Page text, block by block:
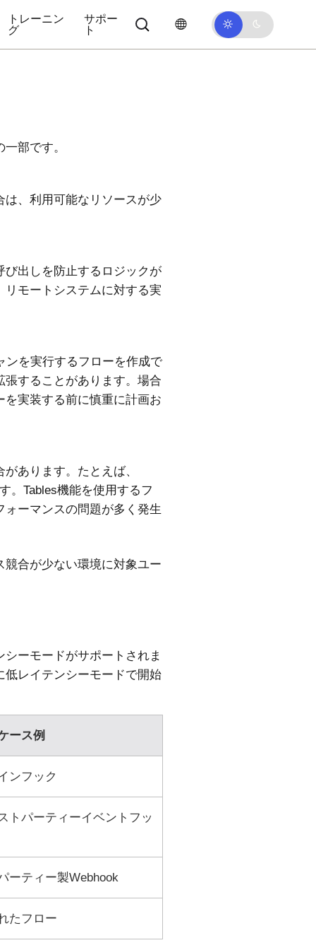
トレーニン
グ
サポー
ト
部です。
、利用可能なリソースが少
出しを防止するロジックが
モートシステムに対する実
ンを実行するフローを作成で
することがあります。場合
実装する前に慎重に計画お
あります。たとえば、
。Tables機能を使用するフ
ーマンスの問題が多く発生
合が少ない環境に対象ユー
ーモードがサポートされま
レイテンシーモードで開始
ース例
ンフック
トパーティーイベントフッ
ーティー製Webhook
たフロー